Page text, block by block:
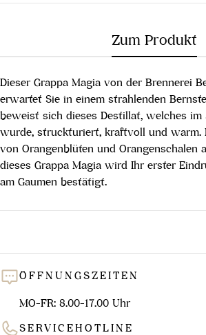
Zum Produkt
Dieser Grappa Magia von der Brennerei
erwartet Sie in einem strahlenden
beweist sich dieses Destillat, welches
wurde, struckturiert, kraftvoll und warm.
von Orangenblüten und Orangenschalen
dieses Grappa Magia wird Ihr erster
am Gaumen bestätigt.
ÖFFNUNGSZEITEN
MO-FR: 8.00-17.00 Uhr
SERVICEHOTLINE